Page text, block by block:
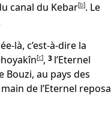
canal du Kebar[b]. Le
là, c’est-à-dire la
[c], 3 l’Eternel
Bouzi, au pays des
de l’Eternel reposa